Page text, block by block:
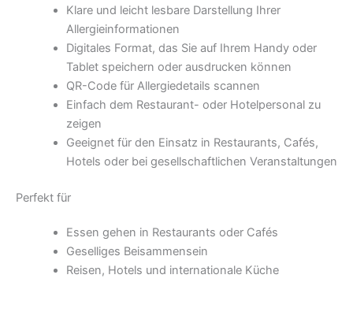
Klare und leicht lesbare Darstellung Ihrer
Allergieinformationen
Digitales Format, das Sie auf Ihrem Handy oder
Tablet speichern oder ausdrucken können
QR-Code für Allergiedetails scannen
Einfach dem Restaurant- oder Hotelpersonal zu
zeigen
Geeignet für den Einsatz in Restaurants, Cafés,
Hotels oder bei gesellschaftlichen Veranstaltungen
Perfekt für
Essen gehen in Restaurants oder Cafés
Geselliges Beisammensein
Reisen, Hotels und internationale Küche